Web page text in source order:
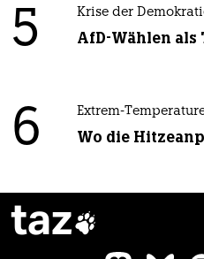
5 Krise der
AfD-Wählen
6 Extrem-
Wo die
taz